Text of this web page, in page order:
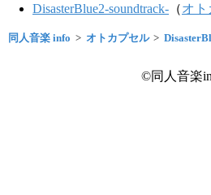
DisasterBlue2-soundtrack- （オト
同人音楽 info オトカプセル
©同人音楽